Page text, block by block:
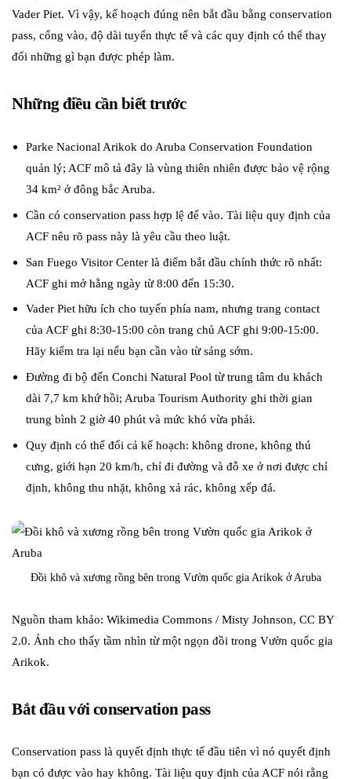
Vader Piet. Vì vậy, kế hoạch đúng nên bắt đầu bằng conservation
pass, cổng vào, độ dài tuyến thực tế và các quy định có thể thay
đổi những gì bạn được phép làm.
Những điều cần biết trước
Parke Nacional Arikok do Aruba Conservation Foundation
quản lý; ACF mô tả đây là vùng thiên nhiên được bảo vệ rộng
34 km² ở đông bắc Aruba.
Cần có conservation pass hợp lệ để vào. Tài liệu quy định của
ACF nêu rõ pass này là yêu cầu theo luật.
San Fuego Visitor Center là điểm bắt đầu chính thức rõ nhất:
ACF ghi mở hằng ngày từ 8:00 đến 15:30.
Vader Piet hữu ích cho tuyến phía nam, nhưng trang contact
của ACF ghi 8:30-15:00 còn trang chủ ACF ghi 9:00-15:00.
Hãy kiểm tra lại nếu bạn cần vào từ sáng sớm.
Đường đi bộ đến Conchi Natural Pool từ trung tâm du khách
dài 7,7 km khứ hồi; Aruba Tourism Authority ghi thời gian
trung bình 2 giờ 40 phút và mức khó vừa phải.
Quy định có thể đổi cả kế hoạch: không drone, không thú
cưng, giới hạn 20 km/h, chỉ đi đường và đỗ xe ở nơi được chỉ
định, không thu nhặt, không xả rác, không xếp đá.
Đồi khô và xương rồng bên trong Vườn quốc gia Arikok ở Aruba
Nguồn tham khảo: Wikimedia Commons / Misty Johnson, CC BY
2.0. Ảnh cho thấy tầm nhìn từ một ngọn đồi trong Vườn quốc gia
Arikok.
Bắt đầu với conservation pass
Conservation pass là quyết định thực tế đầu tiên vì nó quyết định
bạn có được vào hay không. Tài liệu quy định của ACF nói rằng